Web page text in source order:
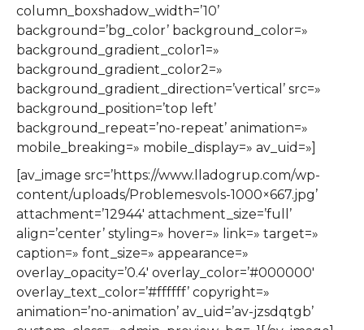
column_boxshadow_width=’10’
background=’bg_color’ background_color=»
background_gradient_color1=»
background_gradient_color2=»
background_gradient_direction=’vertical’ src=»
background_position=’top left’
background_repeat=’no-repeat’ animation=»
mobile_breaking=» mobile_display=» av_uid=»]
[av_image src=’https://www.lladogrup.com/wp-
content/uploads/Problemesvols-1000×667.jpg’
attachment=’12944′ attachment_size=’full’
align=’center’ styling=» hover=» link=» target=»
caption=» font_size=» appearance=»
overlay_opacity=’0.4′ overlay_color=’#000000′
overlay_text_color=’#ffffff’ copyright=»
animation=’no-animation’ av_uid=’av-jzsdqtgb’